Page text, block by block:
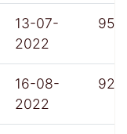
13-07-
2022
956
16-08-
2022
924